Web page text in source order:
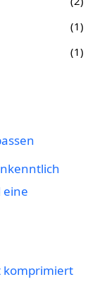
(1)
(1)
eine
komprimiert